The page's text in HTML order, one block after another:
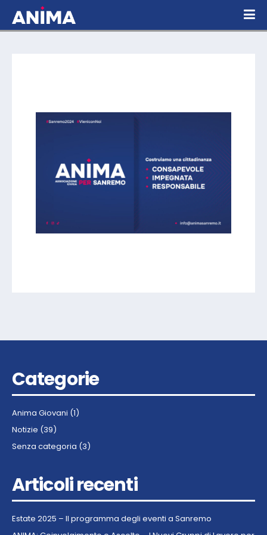
Categorie
Anima Giovani (1)
Notizie (39)
Senza categoria (3)
Articoli recenti
Estate 2025 – Il programma degli eventi a Sanremo